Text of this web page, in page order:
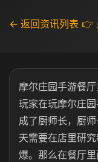
← 返回资讯列表 👉
摩尔庄园手游餐
玩家在玩摩尔庄
成了厨师长，厨
天需要在店里研
爆。那么在餐厅